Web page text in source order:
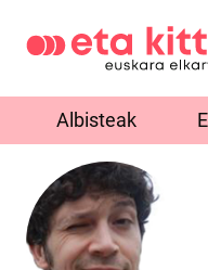
Albisteak